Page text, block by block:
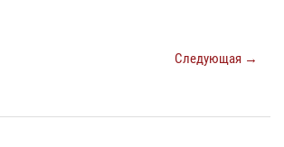
Следующая →